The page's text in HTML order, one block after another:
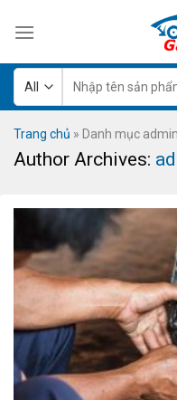
kiếm:
Trang chủ » Danh mục admin
Author Archives: